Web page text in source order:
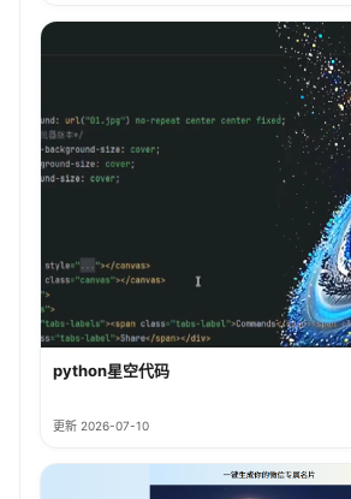
python星空代码
更新 2026-07-10